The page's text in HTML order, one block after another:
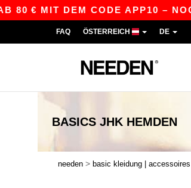
€ MIT DEM CODE APP10 – NOCH
FAQ ÖSTERREICH DE
BASICS JHK HEMDEN
needen > basic kleidung | accessoires